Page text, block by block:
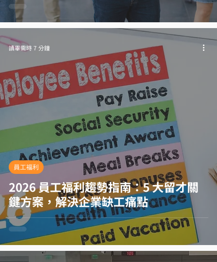
2026 員工福利趨勢指南：5 大留才關
鍵方案，解決企業缺工痛點
員工福利
讀畢需時 7 分鐘